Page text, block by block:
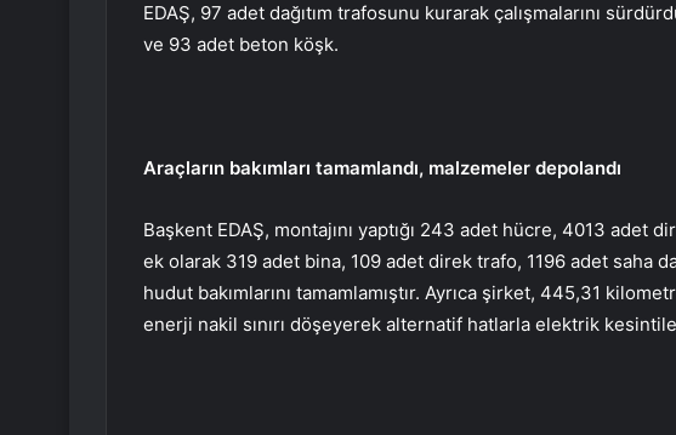
EDAŞ, 97 adet dağıtım trafosunu kurarak çalışmalarını
ve 93 adet beton köşk.
Araçların bakımları tamamlandı, malzemeler depolandı
Başkent EDAŞ, montajını yaptığı 243 adet hücre, 4013 adet
ek olarak 319 adet bina, 109 adet direk trafo, 1196 adet saha
hudut bakımlarını tamamlamıştır. Ayrıca şirket, 445,31
enerji nakil sınırı döşeyerek alternatif hatlarla elektrik